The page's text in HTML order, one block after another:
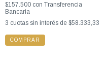
$157.500 con Transferencia
Bancaria
3 cuotas sin interés de $58.333,33
COMPRAR